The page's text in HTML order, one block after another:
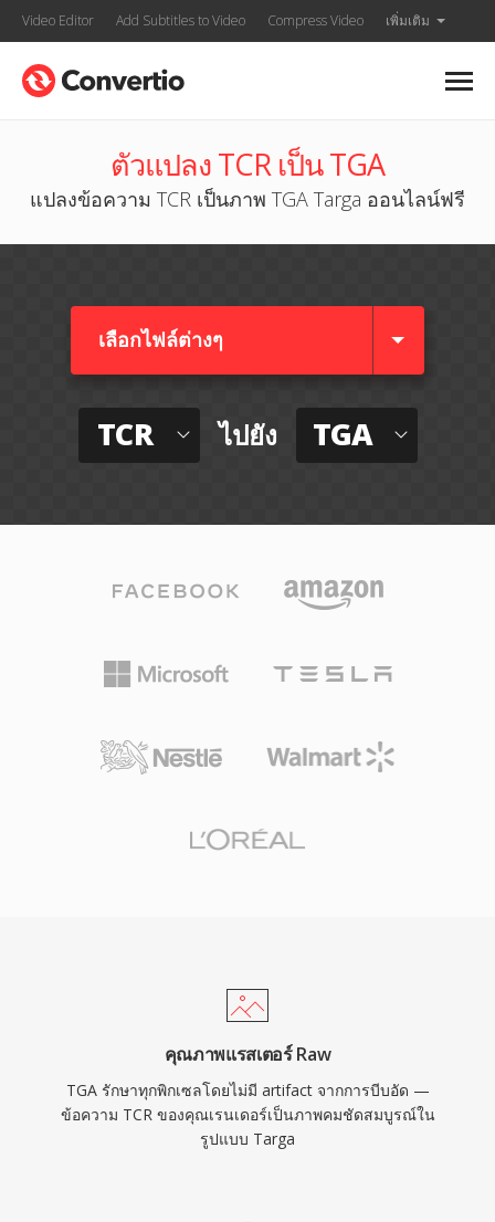
Video Editor Add Subtitles to Video Compress Video เพิ่มเติม
ตัวแปลง TCR เป็น TGA
แปลงข้อความ TCR เป็นภาพ TGA Targa ออนไลน์ฟรี
เลือกไฟล์ต่างๆ​
TCR ไปยัง TGA
คุณภาพแรสเตอร์ Raw
TGA รักษาทุกพิกเซลโดยไม่มี artifact จากการบีบอัด —
ข้อความ TCR ของคุณเรนเดอร์เป็นภาพคมชัดสมบูรณ์ใน
รูปแบบ Targa